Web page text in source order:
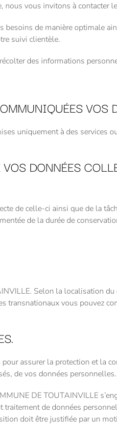
nous vous invitons à contacter
de manière optimale
suivi clientèle.
des informations
VOS
uniquement à des services
DONNÉES
de celle-ci ainsi que de la
de la durée de
Selon la localisation
transnationaux vous pouvez
assurer la protection et la
de vos données personnelles.
DE TOUTAINVILLE
de données
doit être justifiée par un